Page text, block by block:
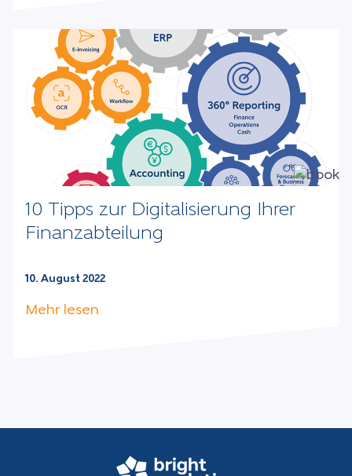
10 Tipps zur Digitalisierung Ihrer
Finanzabteilung
10. August 2022
Mehr lesen